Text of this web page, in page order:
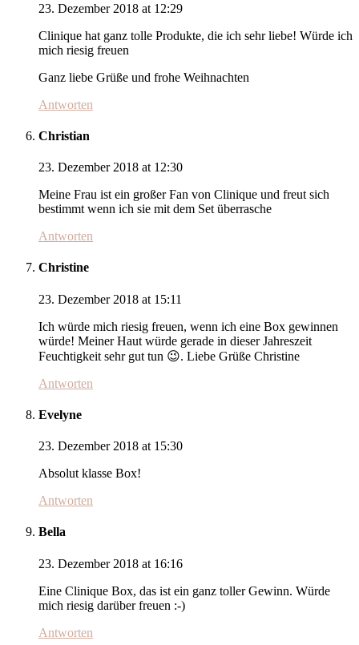
23. Dezember 2018 at 12:29
Clinique hat ganz tolle Produkte, die ich sehr liebe! Würde ich
mich riesig freuen
Ganz liebe Grüße und frohe Weihnachten
Antworten
Christian
23. Dezember 2018 at 12:30
Meine Frau ist ein großer Fan von Clinique und freut sich
bestimmt wenn ich sie mit dem Set überrasche
Antworten
Christine
23. Dezember 2018 at 15:11
Ich würde mich riesig freuen, wenn ich eine Box gewinnen
würde! Meiner Haut würde gerade in dieser Jahreszeit
Feuchtigkeit sehr gut tun 😉. Liebe Grüße Christine
Antworten
Evelyne
23. Dezember 2018 at 15:30
Absolut klasse Box!
Antworten
Bella
23. Dezember 2018 at 16:16
Eine Clinique Box, das ist ein ganz toller Gewinn. Würde
mich riesig darüber freuen :-)
Antworten